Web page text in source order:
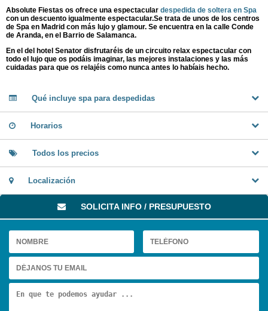
Absolute Fiestas os ofrece una espectacular despedida de soltera en Spa
con un descuento igualmente espectacular.Se trata de unos de los centros
de Spa en Madrid con más lujo y glamour. Se encuentra en la calle Conde
de Aranda, en el Barrio de Salamanca.
En el del hotel Senator disfrutaréis de un circuito relax espectacular con
todo el lujo que os podáis imaginar, las mejores instalaciones y las más
cuidadas para que os relajéis como nunca antes lo habíais hecho.
Qué incluye spa para despedidas
Horarios
Todos los precios
Localización
SOLICITA INFO / PRESUPUESTO